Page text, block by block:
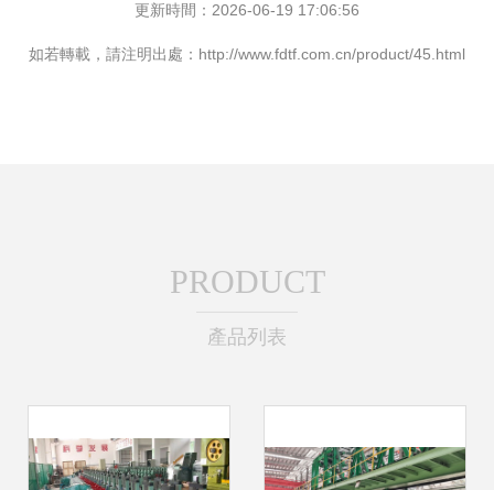
更新時間：2026-06-19 17:06:56
如若轉載，請注明出處：http://www.fdtf.com.cn/product/45.html
PRODUCT
產品列表